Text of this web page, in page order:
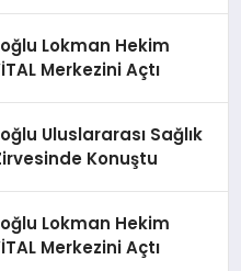
Lokman Hekim
Merkezini Açtı
Uluslararası Sağlık
Konuştu
Lokman Hekim
Merkezini Açtı